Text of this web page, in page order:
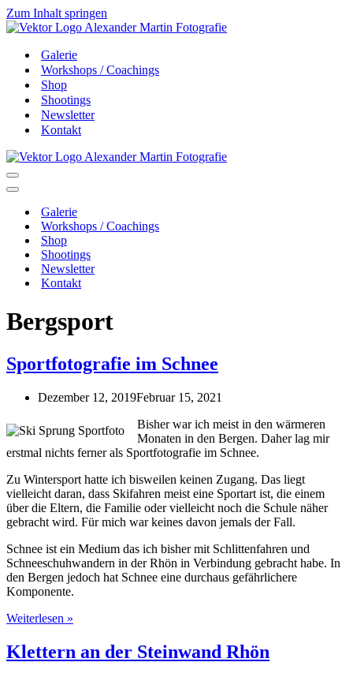
Zum Inhalt springen
Galerie
Workshops / Coachings
Shop
Shootings
Newsletter
Kontakt
Navigationsmenü
Navigationsmenü
Galerie
Workshops / Coachings
Shop
Shootings
Newsletter
Kontakt
Bergsport
Sportfotografie im Schnee
Dezember 12, 2019Februar 15, 2021
Bisher war ich meist in den wärmeren
Monaten in den Bergen. Daher lag mir
erstmal nichts ferner als Sportfotografie im Schnee.
Zu Wintersport hatte ich bisweilen keinen Zugang. Das liegt
vielleicht daran, dass Skifahren meist eine Sportart ist, die einem
über die Eltern, die Familie oder vielleicht noch die Schule näher
gebracht wird. Für mich war keines davon jemals der Fall.
Schnee ist ein Medium das ich bisher mit Schlittenfahren und
Schneeschuhwandern in der Rhön in Verbindung gebracht habe. In
den Bergen jedoch hat Schnee eine durchaus gefährlichere
Komponente.
Weiterlesen »
Klettern an der Steinwand Rhön